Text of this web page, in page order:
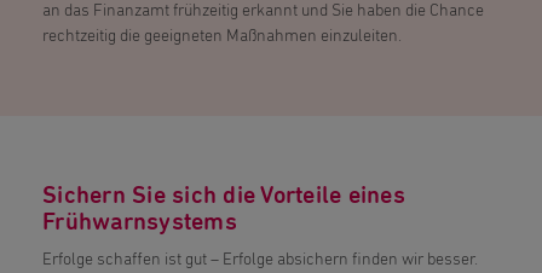
an das Finanzamt frühzeitig erkannt und Sie haben die Chance
rechtzeitig die geeigneten Maßnahmen einzuleiten.
Sichern Sie sich die Vorteile eines
Frühwarnsystems
Erfolge schaffen ist gut – Erfolge absichern finden wir besser.